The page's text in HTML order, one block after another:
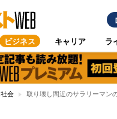
ビジネス キャリア ラ
社会 取り壊し間近のサラリーマン